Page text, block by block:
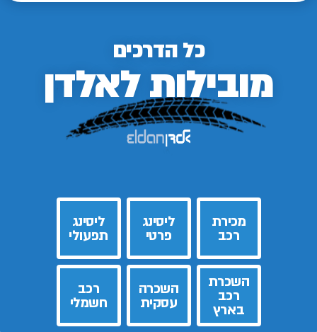
כל הדרכים
מובילות לאלדן
מכירת
רכב
ליסינג
פרטי
ליסינג
תפעולי
השכרת
רכב
בארץ
השכרה
עסקית
רכב
חשמלי